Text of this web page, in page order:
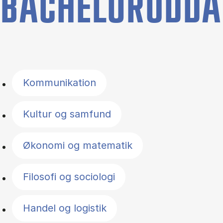
Kommunikation
Kultur og samfund
Økonomi og matematik
Filosofi og sociologi
Handel og logistik